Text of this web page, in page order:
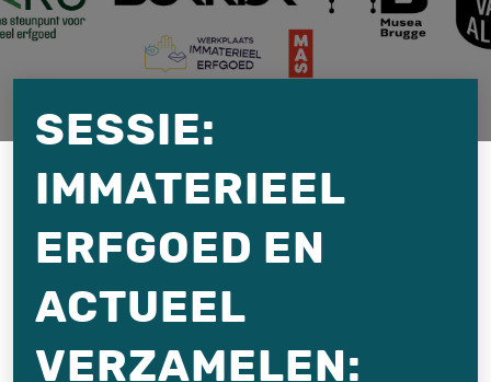
SESSIE:
IMMATERIEEL
ERFGOED EN
ACTUEEL
VERZAMELEN: